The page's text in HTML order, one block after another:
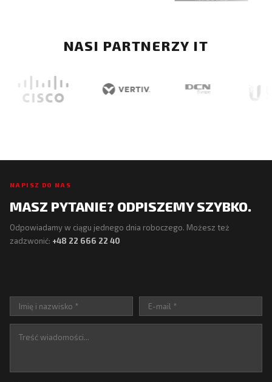
NASI PARTNERZY IT
NAPISZ DO NAS
MASZ PYTANIE? ODPISZEMY SZYBKO.
Odpowiadamy w ciągu jednego dnia roboczego. Możesz też
zadzwonić: +48 22 666 22 40